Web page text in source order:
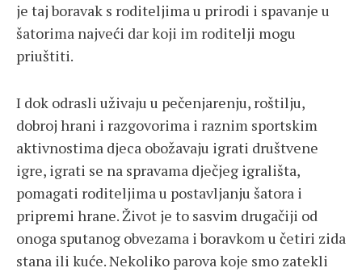
je taj boravak s roditeljima u prirodi i spavanje u
šatorima najveći dar koji im roditelji mogu
priuštiti.
I dok odrasli uživaju u pečenjarenju, roštilju,
dobroj hrani i razgovorima i raznim sportskim
aktivnostima djeca obožavaju igrati društvene
igre, igrati se na spravama dječjeg igrališta,
pomagati roditeljima u postavljanju šatora i
pripremi hrane. Život je to sasvim drugačiji od
onoga sputanog obvezama i boravkom u četiri zida
stana ili kuće. Nekoliko parova koje smo zatekli